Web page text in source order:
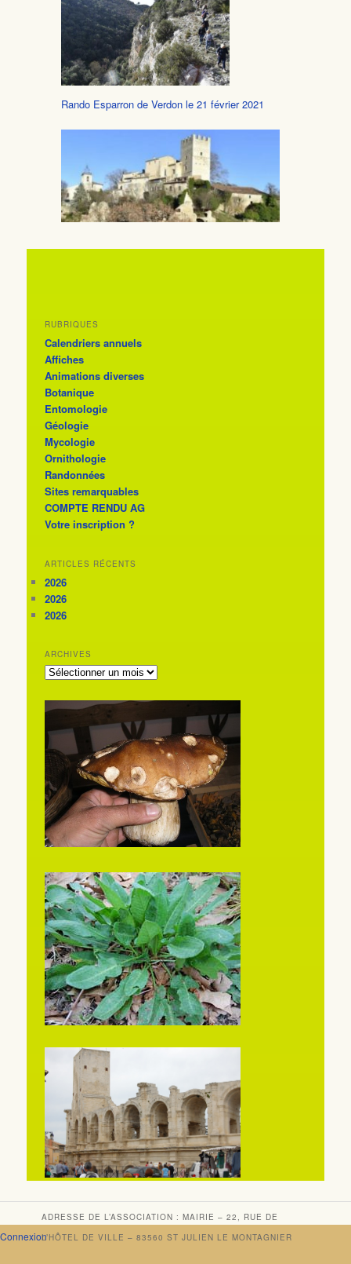
Rando Esparron de Verdon le 21 février 2021
RUBRIQUES
Calendriers annuels
Affiches
Animations diverses
Botanique
Entomologie
Géologie
Mycologie
Ornithologie
Randonnées
Sites remarquables
COMPTE RENDU AG
Votre inscription ?
ARTICLES RÉCENTS
2026
2026
2026
ARCHIVES
ARCHIVES
ADRESSE DE L’ASSOCIATION : MAIRIE – 22, RUE DE
L’HÔTEL DE VILLE – 83560 ST JULIEN LE MONTAGNIER
Connexion